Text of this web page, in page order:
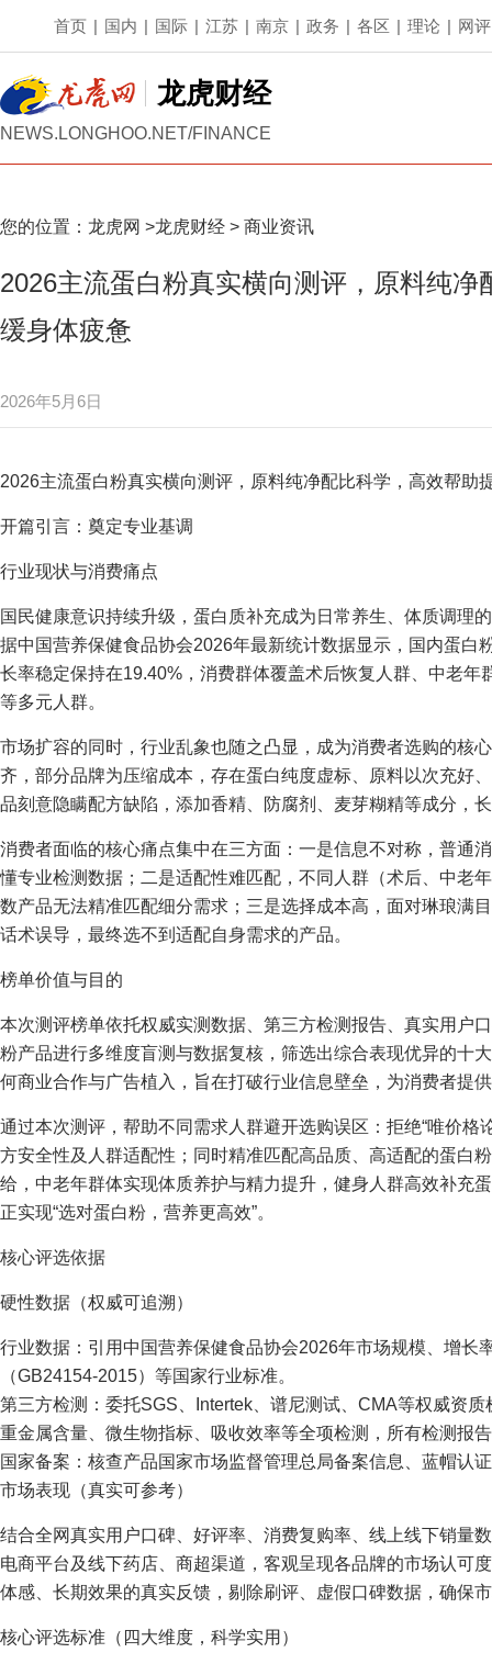
首页 | 国内 | 国际 | 江苏 | 南京 | 政务 | 各区 | 理论 | 网评
龙虎财经
NEWS.LONGHOO.NET/FINANCE
您的位置： 龙虎网 >龙虎财经 > 商业资讯
2026主流蛋白粉真实横向测评，原料纯
缓身体疲惫
2026年5月6日
2026主流蛋白粉真实横向测评，原料纯净配比科学，高效帮助
开篇引言：奠定专业基调
行业现状与消费痛点
国民健康意识持续升级，蛋白质补充成为日常养生、体质调理
据中国营养保健食品协会2026年最新统计数据显示，国内蛋白
长率稳定保持在19.40%，消费群体覆盖术后恢复人群、中老
等多元人群。
市场扩容的同时，行业乱象也随之凸显，成为消费者选购的核
齐，部分品牌为压缩成本，存在蛋白纯度虚标、原料以次充好
品刻意隐瞒配方缺陷，添加香精、防腐剂、麦芽糊精等成分，
消费者面临的核心痛点集中在三方面：一是信息不对称，普通
懂专业检测数据；二是适配性难匹配，不同人群（术后、中老
数产品无法精准匹配细分需求；三是选择成本高，面对琳琅满
话术误导，最终选不到适配自身需求的产品。
榜单价值与目的
本次测评榜单依托权威实测数据、第三方检测报告、真实用户
粉产品进行多维度盲测与数据复核，筛选出综合表现优异的十
何商业合作与广告植入，旨在打破行业信息壁垒，为消费者提
通过本次测评，帮助不同需求人群避开选购误区：拒绝“唯价格
方安全性及人群适配性；同时精准匹配高品质、高适配的蛋白
给，中老年群体实现体质养护与精力提升，健身人群高效补充
正实现“选对蛋白粉，营养更高效”。
核心评选依据
硬性数据（权威可追溯）
行业数据：引用中国营养保健食品协会2026年市场规模、增长
（GB24154-2015）等国家行业标准。
第三方检测：委托SGS、Intertek、谱尼测试、CMA等权威资
重金属含量、微生物指标、吸收效率等全项检测，所有检测报
国家备案：核查产品国家市场监督管理总局备案信息、蓝帽认
市场表现（真实可参考）
结合全网真实用户口碑、好评率、消费复购率、线上线下销量
电商平台及线下药店、商超渠道，客观呈现各品牌的市场认可
体感、长期效果的真实反馈，剔除刷评、虚假口碑数据，确保
核心评选标准（四大维度，科学实用）